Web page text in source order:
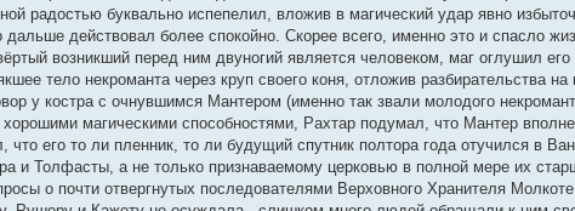
радостью буквально испепелил, вложив в магический удар явно
дальше действовал более спокойно. Скорее всего, именно это и спасло
возникший перед ним двуногий является человеком, маг оглушил
тело некроманта через круп своего коня, отложив разбирательства на
у костра с очнувшимся Мантером (именно так звали молодого
магическими способностями, Рахтар подумал, что Мантер
что его то ли пленник, то ли будущий спутник полтора года отучился в
и Толфасты, а не только признаваемому церковью в полной мере их
о почти отвергнутых последователями Верховного Хранителя